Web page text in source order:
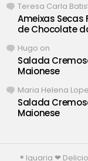
Teresa Carla
Ameixas Secas
de Chocolate
Hugo on
Salada
Maionese
Maria Helena
Salada
Maionese
® Iguaria ❤